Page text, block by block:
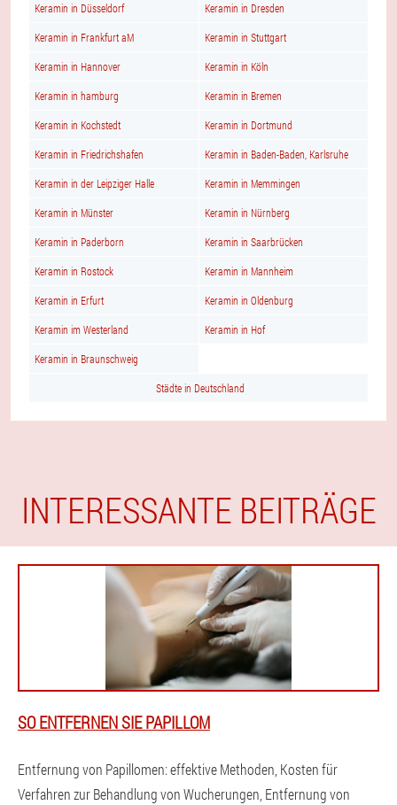
Keramin in Düsseldorf Keramin in Dresden
Keramin in Frankfurt aM Keramin in Stuttgart
Keramin in Hannover Keramin in Köln
Keramin in hamburg Keramin in Bremen
Keramin in Kochstedt Keramin in Dortmund
Keramin in Friedrichshafen Keramin in Baden-Baden, Karlsruhe
Keramin in der Leipziger Halle Keramin in Memmingen
Keramin in Münster Keramin in Nürnberg
Keramin in Paderborn Keramin in Saarbrücken
Keramin in Rostock Keramin in Mannheim
Keramin in Erfurt Keramin in Oldenburg
Keramin im Westerland Keramin in Hof
Keramin in Braunschweig
Städte in Deutschland
INTERESSANTE BEITRÄGE
SO ENTFERNEN SIE PAPILLOM
Entfernung von Papillomen: effektive Methoden, Kosten für
Verfahren zur Behandlung von Wucherungen, Entfernung von